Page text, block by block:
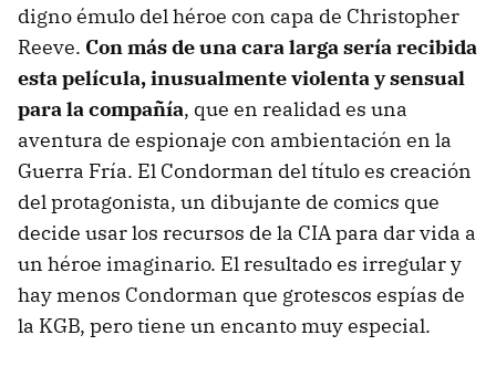
digno émulo del héroe con capa de Christopher
Reeve. Con más de una cara larga sería recibida
esta película, inusualmente violenta y sensual
para la compañía, que en realidad es una
aventura de espionaje con ambientación en la
Guerra Fría. El Condorman del título es creación
del protagonista, un dibujante de comics que
decide usar los recursos de la CIA para dar vida a
un héroe imaginario. El resultado es irregular y
hay menos Condorman que grotescos espías de
la KGB, pero tiene un encanto muy especial.